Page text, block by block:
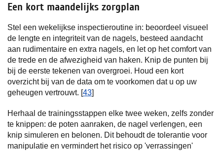
Een kort maandelijks zorgplan
Stel een wekelijkse inspectieroutine in: beoordeel visueel
de lengte en integriteit van de nagels, besteed aandacht
aan rudimentaire en extra nagels, en let op het comfort van
de trede en de afwezigheid van haken. Knip de punten bij
bij de eerste tekenen van overgroei. Houd een kort
overzicht bij van de data om te voorkomen dat u op uw
geheugen vertrouwt. [43]
Herhaal de trainingsstappen elke twee weken, zelfs zonder
te knippen: de poten aanraken, de nagel verlengen, een
knip simuleren en belonen. Dit behoudt de tolerantie voor
manipulatie en vermindert het risico op 'verrassingen'